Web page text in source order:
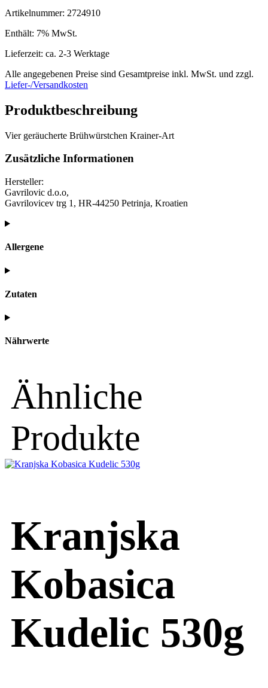
Artikelnummer: 2724910
Enthält: 7% MwSt.
Lieferzeit: ca. 2-3 Werktage
Alle angegebenen Preise sind Gesamtpreise inkl. MwSt. und zzgl.
Liefer-/Versandkosten
Produktbeschreibung
Vier geräucherte Brühwürstchen Krainer-Art
Zusätzliche Informationen
Hersteller:
Gavrilovic d.o.o,
Gavrilovicev trg 1, HR-44250 Petrinja, Kroatien
Allergene
Zutaten
Nährwerte
Ähnliche
Produkte
Kranjska
Kobasica
Kudelic 530g